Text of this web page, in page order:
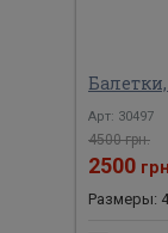
Арт: 30497
4500 грн.
2500
Размеры: